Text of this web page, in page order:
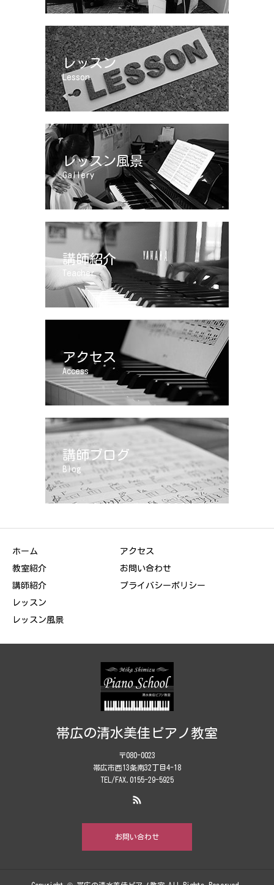
レッスン
Lesson
レッスン風景
Gallery
講師紹介
Teacher
アクセス
Access
講師ブログ
Blog
ホーム
教室紹介
講師紹介
レッスン
レッスン風景
アクセス
お問い合わせ
プライバシーポリシー
帯広の清水美佳ピアノ教室
〒080-0023
帯広市西13条南32丁目4-18
TEL/FAX.0155-29-5925
お問い合わせ